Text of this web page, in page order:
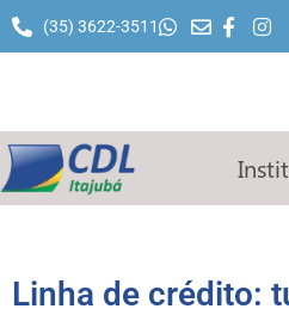
para
(35) 3622-3511
Linha de crédito: